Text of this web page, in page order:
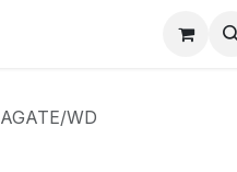
Contactez-nous
WD